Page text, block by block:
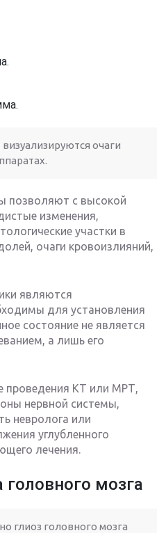
очаги
позволяют с высокой
изменения,
участки в
очаги кровоизлияний,
являются
для установления
состояние не является
а лишь его
проведения КТ или МРТ,
нервной системы,
невролога или
углубленного
лечения.
головного мозга
глиоз головного мозга